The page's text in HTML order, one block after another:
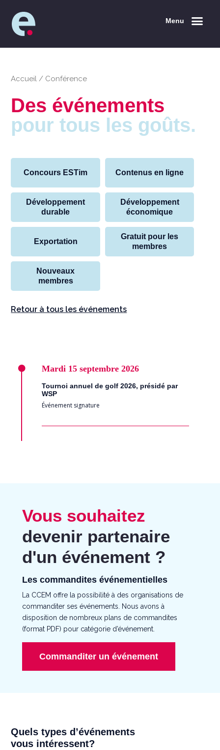
Menu
Accueil / Conférence
Des événements
pour tous les goûts.
Concours ESTim Contenus en ligne
Développement
durable
Développement
économique
Exportation
Gratuit pour les
membres
Nouveaux
membres
Retour à tous les événements
Mardi 15 septembre 2026
Tournoi annuel de golf 2026, présidé par
WSP
Événement signature
Vous souhaitez
devenir partenaire
d'un événement ?
Les commandites événementielles
La CCEM offre la possibilité à des organisations de
commanditer ses événements. Nous avons à
disposition de nombreux plans de commandites
(format PDF) pour catégorie d’événement.
Commanditer un événement
Quels types d’événements
vous intéressent?